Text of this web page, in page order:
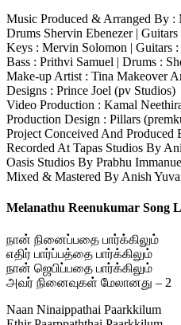
Music Produced & Arranged By :
Drums Shervin Ebenezer | Guitars
Keys : Mervin Solomon | Guitars :
Bass : Prithvi Samuel | Drums :
Make-up Artist : Tina Makeover
Designs : Prince Joel (pv Studios)
Video Production : Kamal
Production Design : Pillars
Project Conceived And Produced
Recorded At Tapas Studios By
Oasis Studios By Prabhu
Mixed & Mastered By Anish
Melanathu Reenukumar Song
நான் நினைப்பதை பார்க்கிலும்
எதிர் பார்ப்பத்தை பார்க்கிலும்
நான் ஜெபிப்பதை பார்க்கிலும்
அவர் நினைவுகள் மேலானது – 2
Naan Ninaippathai Paarkkilum